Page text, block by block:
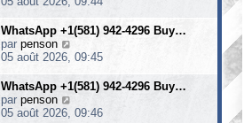
g
e
e
s
s
g
e
e
r
e
s
s
g
e
r
n
e
r
e
r
e
e
r
n
WhatsApp +1(581) 942-4296 Buy…
par penson
o
r
e
05 août 2026, 09:45
WhatsApp +1(581) 942-4296 Buy…
par penson
o
05 août 2026, 09:46